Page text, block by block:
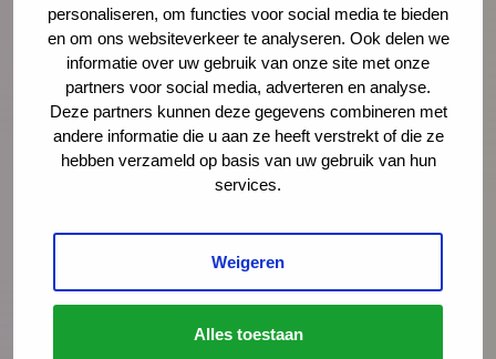
personaliseren, om functies voor social media te bieden
en om ons websiteverkeer te analyseren. Ook delen we
informatie over uw gebruik van onze site met onze
partners voor social media, adverteren en analyse.
Deze partners kunnen deze gegevens combineren met
andere informatie die u aan ze heeft verstrekt of die ze
hebben verzameld op basis van uw gebruik van hun
services.
Weigeren
Alles toestaan
"*" geeft vereiste velden aan
Naam *